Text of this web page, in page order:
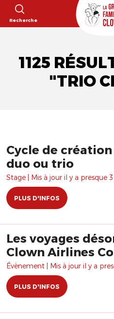
Recherche
1125
"TRIO
Cycle de
duo ou trio
Stage | Mis à jour il y a presque 3
PLUS D'INFOS
Les voyages
Clown Airlines
Évènement | Mis à jour il y a
PLUS D'INFOS